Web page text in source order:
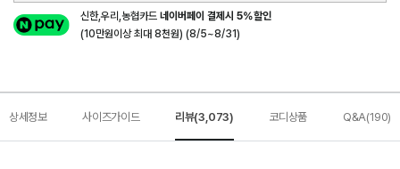
신한,우리,농협카드네이버페이 결제시 5%할인
(10만원이상 최대 8천원) (8/5~8/31)
상세정보 사이즈가이드 리뷰(3,073) 코디상품 Q&A(190)